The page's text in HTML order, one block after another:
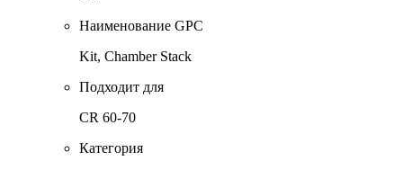
Наименование GPC
Kit, Chamber Stack
Подходит для
CR 60-70
Категория